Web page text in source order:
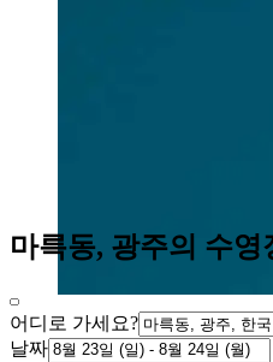
마륵동, 광주의 수영
어디로 가세요?
날짜